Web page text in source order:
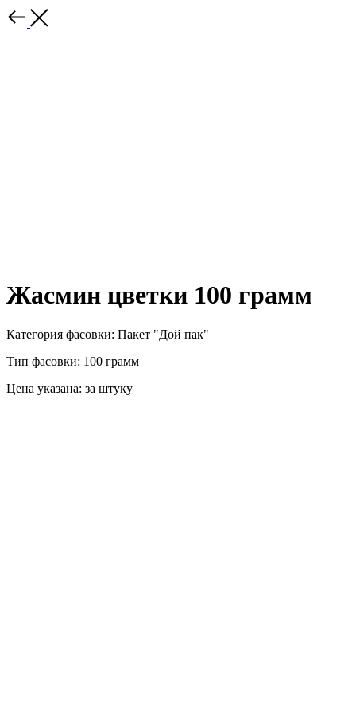
Жасмин цветки 100 грамм
Категория фасовки: Пакет "Дой пак"
Тип фасовки: 100 грамм
Цена указана: за штуку